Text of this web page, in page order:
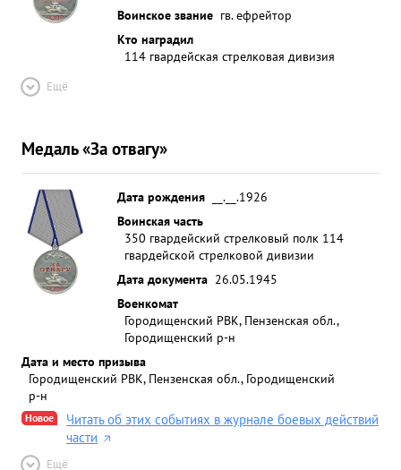
Воинское звание гв. ефрейтор
Кто наградил
114 гвардейская стрелковая дивизия
Ещё
Медаль «За отвагу»
Дата рождения
__.__.1926
Воинская часть
350 гвардейский стрелковый полк 114
гвардейской стрелковой дивизии
Дата документа 26.05.1945
Военкомат
Городищенский РВК, Пензенская обл.,
Городищенский р-н
Дата и место призыва
Городищенский РВК, Пензенская обл., Городищенский
р-н
Новое
Читать об этих событиях в журнале боевых действий
части
Ещё